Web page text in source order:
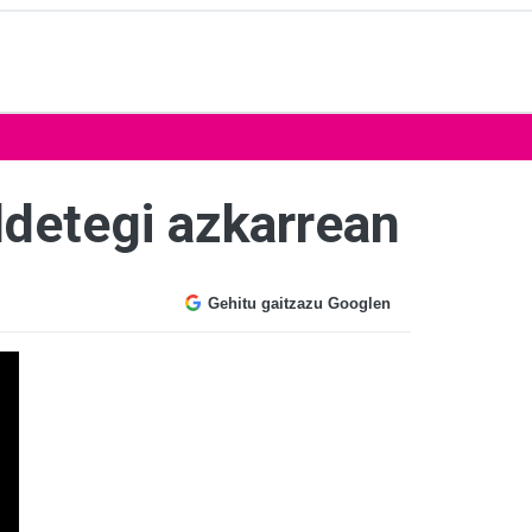
azkarrean
Gehitu gaitzazu Googlen